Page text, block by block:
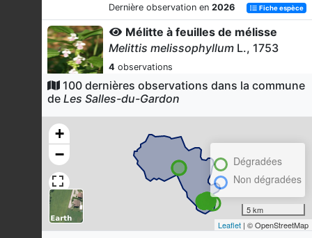
Dernière observation en 2026 Fiche espèce
Mélitte à feuilles de mélisse
Melittis melissophyllum L., 1753
4 observations
Dernière observation en
2026
Doradille cétérac
Asplenium ceterachL., 1753
observations
Dernière observation en
Clématite des haies
Clematis vitalba L., 1753
2026 Fiche espèce
100 dernières observations dans la commune
de Les Salles-du-Gardon
+
−
Dégradées
Non dégradées
5 km
Leaflet | © OpenStreetMap